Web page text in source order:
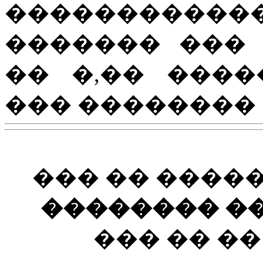
������� ���
�� �,��
���
��� ��
��������
��� ��